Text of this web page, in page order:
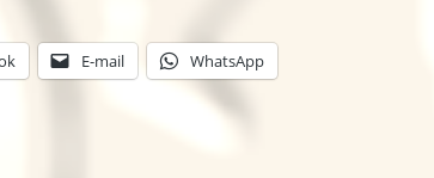
E-mail WhatsApp